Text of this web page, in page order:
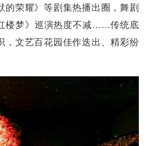
的荣耀》等剧集热播出圈，舞剧
楼梦》巡演热度不减……传统底
，文艺百花园佳作迭出、精彩纷